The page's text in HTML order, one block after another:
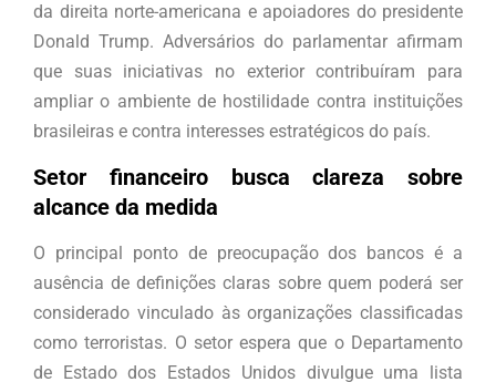
da direita norte-americana e apoiadores do presidente
Donald Trump. Adversários do parlamentar afirmam
que suas iniciativas no exterior contribuíram para
ampliar o ambiente de hostilidade contra instituições
brasileiras e contra interesses estratégicos do país.
Setor financeiro busca clareza sobre
alcance da medida
O principal ponto de preocupação dos bancos é a
ausência de definições claras sobre quem poderá ser
considerado vinculado às organizações classificadas
como terroristas. O setor espera que o Departamento
de Estado dos Estados Unidos divulgue uma lista